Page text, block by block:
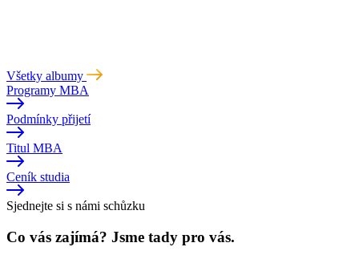
Všetky albumy
Programy MBA
Podmínky přijetí
Titul MBA
Ceník studia
Sjednejte si s námi schůzku
Co vás zajímá? Jsme tady pro vás.